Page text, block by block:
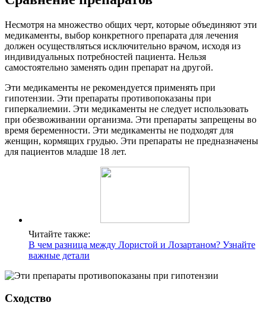
Несмотря на множество общих черт, которые объединяют эти
медикаменты, выбор конкретного препарата для лечения
должен осуществляться исключительно врачом, исходя из
индивидуальных потребностей пациента. Нельзя
самостоятельно заменять один препарат на другой.
Эти медикаменты не рекомендуется применять при
гипотензии. Эти препараты противопоказаны при
гиперкалиемии. Эти медикаменты не следует использовать
при обезвоживании организма. Эти препараты запрещены во
время беременности. Эти медикаменты не подходят для
женщин, кормящих грудью. Эти препараты не предназначены
для пациентов младше 18 лет.
Читайте также:
В чем разница между Лористой и Лозартаном? Узнайте
важные детали
Сходство